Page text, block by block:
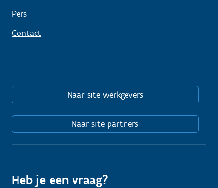
Pers
Contact
Naar site werkgevers
Naar site partners
Heb je een vraag?